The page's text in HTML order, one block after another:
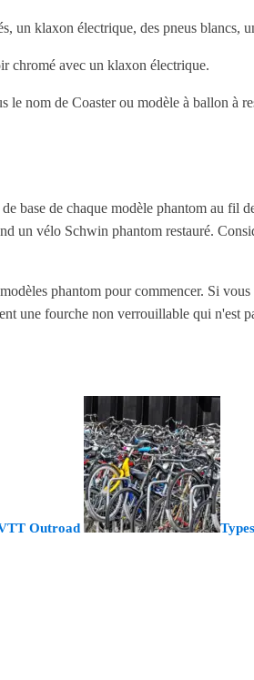
un klaxon électrique, des pneus blancs,
chromé avec un klaxon électrique.
nom de Coaster ou modèle à ballon à
de chaque modèle phantom au fil
un vélo Schwin phantom restauré.
phantom pour commencer. Si
une fourche non verrouillable qui n'est
Outroad